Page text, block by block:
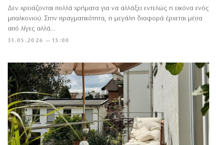
31.05.2026 — 15:00
Δεν χρειάζονται πολλά χρήματα για να αλλάξει εντελώς η εικόνα ενός
μπαλκονιού. Στην πραγματικότητα, η μεγάλη διαφορά έρχεται μέσα
από λίγες αλλά…